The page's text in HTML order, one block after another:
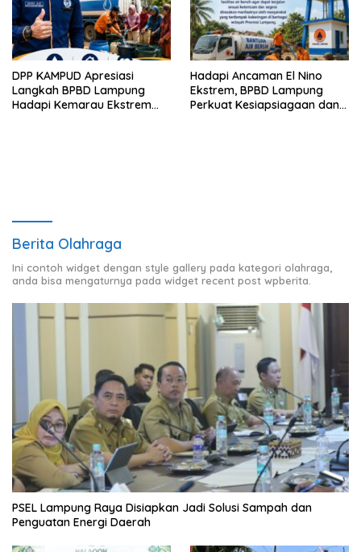
DPP KAMPUD Apresiasi
Langkah BPBD Lampung
Hadapi Kemarau Ekstrem
Hadapi Ancaman El Nino
Ekstrem, BPBD Lampung
Perkuat Kesiapsiagaan dan
Berita Olahraga
Ini contoh widget dengan style gallery pada kategori olahraga,
anda bisa mengaturnya pada widget recent post wpberita.
PSEL Lampung Raya Disiapkan Jadi Solusi Sampah dan
Penguatan Energi Daerah